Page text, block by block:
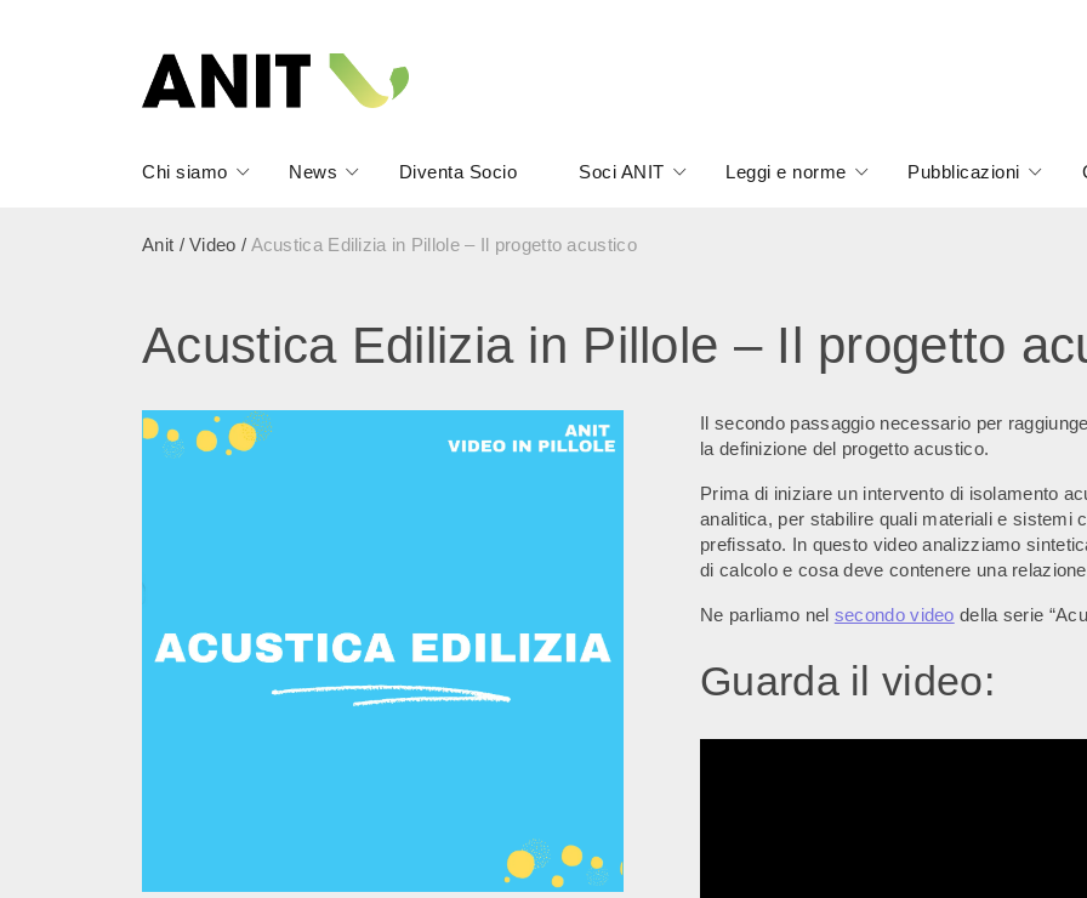
Chi siamo News Diventa Socio Soci ANIT Leggi e norme Pubblicazioni
Anit /Video / Acustica Edilizia in Pillole – Il progetto acustico
Acustica Edilizia in Pillole – Il progetto
Il secondo passaggio necessario per
la definizione del progetto acustico.
Prima di iniziare un intervento di isolamento
analitica, per stabilire quali materiali e sistemi
prefissato. In questo video analizziamo
di calcolo e cosa deve contenere una
Ne parliamo nel secondo video della serie
Guarda il video: